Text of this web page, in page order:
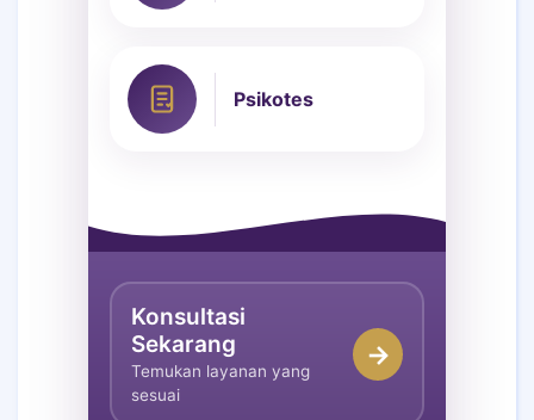
Psikotes
Konsultasi
Sekarang
Temukan layanan yang
sesuai
→